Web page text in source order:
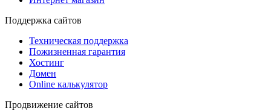
Поддержка сайтов
Техническая поддержка
Пожизненная гарантия
Хостинг
Домен
Online калькулятор
Продвижение сайтов